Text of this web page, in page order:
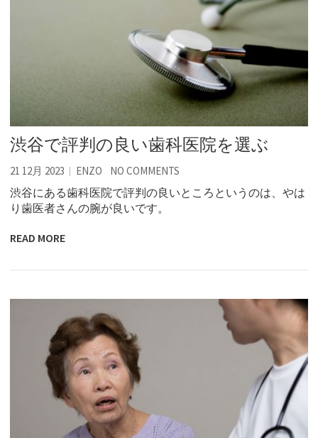
渋谷で評判の良い歯科医院を選ぶ
21 12月 2023 ENZO NO COMMENTS
渋谷にある歯科医院で評判の良いところというのは、やは
り歯医者さんの腕が良いです。
READ MORE